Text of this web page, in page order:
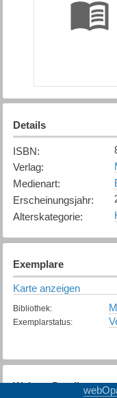
Details
ISBN:
Verlag:
Medienart:
Erscheinungsjahr:
Alterskategorie:
Exemplare
Karte anzeigen
Bibliothek:
Exemplarstatus:
Weitere Details